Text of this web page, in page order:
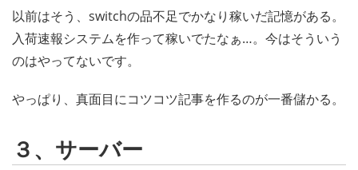
以前はそう、switchの品不足でかなり稼いだ記憶がある。
入荷速報システムを作って稼いでたなぁ…。今はそういう
のはやってないです。
やっぱり、真面目にコツコツ記事を作るのが一番儲かる。
３、サーバー